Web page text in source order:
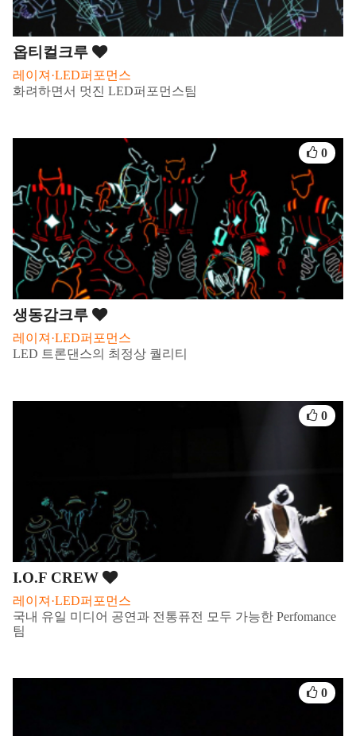
옵티컬크루
레이져·LED퍼포먼스
화려하면서 멋진 LED퍼포먼스팀
생동감크루
레이져·LED퍼포먼스
LED 트론댄스의 최정상 퀄리티
0
I.O.F CREW
레이져·LED퍼포먼스
국내 유일 미디어 공연과 전통퓨전 모두 가능한 Perfomance
팀
0
0